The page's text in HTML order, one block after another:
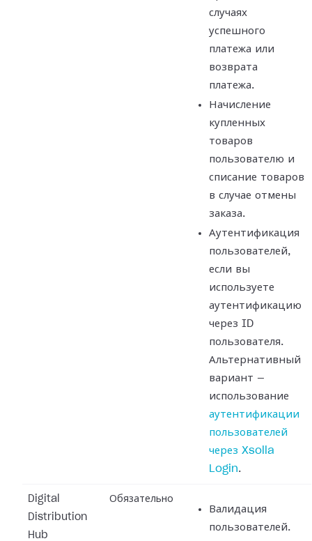
случаях
успешного
платежа или
возврата
платежа.
Начисление
купленных
товаров
пользователю и
списание товаров
в случае отмены
заказа.
Аутентификация
пользователей,
если вы
используете
аутентификацию
через ID
пользователя.
Альтернативный
вариант —
использование
аутентификации
пользователей
через Xsolla
Login.
Digital
Distribution
Hub
Обязательно
Валидация
пользователей.